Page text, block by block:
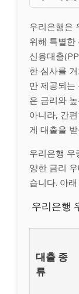
우리은행은
위해 특별한
신용대출
한 심사를
만 제공되는
은 금리와
아니라, 간
게 대출을
우리은행 우
양한 금리
습니다. 아
우리은행
대출 종
류